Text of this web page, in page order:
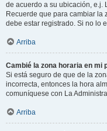
de acuerdo a su ubicación, e.j.
Recuerde que para cambiar la
debe estar registrado. Si no lo
Arriba
Cambié la zona horaria en mi
Si está seguro de que de la
incorrecta, entonces la hora
comuníquese con La
Arriba